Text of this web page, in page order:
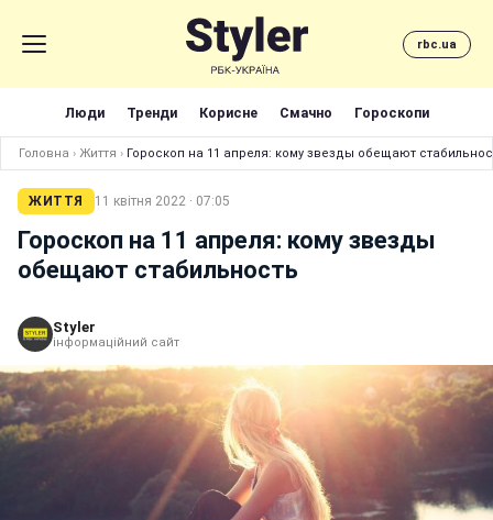
rbc.ua
Люди Тренди Корисне Смачно Гороскопи
Головна › Життя › Гороскоп на 11 апреля: кому звезды обещают
ЖИТТЯ 11 квітня 2022 · 07:05
Гороскоп на 11 апреля: кому звезды
обещают стабильность
Styler
інформаційний сайт